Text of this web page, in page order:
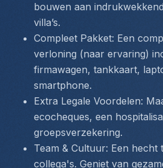
bouwen aan
villa’s.
Compleet Pakket: Een
verloning (naar ervaring)
firmawagen, tankkaart,
smartphone.
Extra Legale Voordelen:
ecocheques, een
groepsverzekering.
Team & Cultuur: Een hecht
collega's. Geniet van